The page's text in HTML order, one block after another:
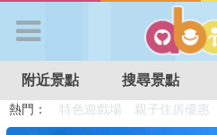
APP登入
附近景點 搜尋景點
熱門： 溜滑梯民宿 觀光工廠
特色遊戲場
親子住房優惠 台北親